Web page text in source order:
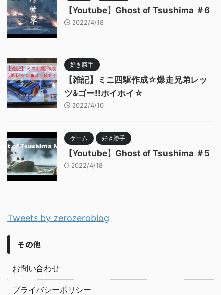
【Youtube】Ghost of Tsushima ＃6
2022/4/18
好き勝手
【雑記】ミニ四駆作成☆爆走兄弟レッ
ツ&ゴー!!ホイホイ☆
2022/4/10
ゲーム 好き勝手
【Youtube】Ghost of Tsushima ＃5
2022/4/18
Tweets by zerozeroblog
その他
お問い合わせ
プライバシーポリシー